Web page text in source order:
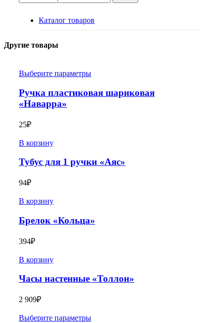
Каталог товаров
Другие товары
Выберите параметры
Ручка пластиковая шариковая
«Наварра»
25₽
В корзину
Тубус для 1 ручки «Аяс»
94₽
В корзину
Брелок «Кольца»
394₽
В корзину
Часы настенные «Толлон»
2 909₽
Выберите параметры